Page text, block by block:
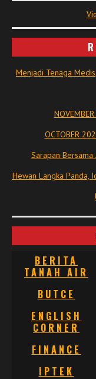
Menjadi Tenaga
OCTOBER
Sarapan
Hewan Langka Panda,
BERITA
TANAH AIR
BUTCE
ENGLISH
CORNER
FINANCE
IPTEK